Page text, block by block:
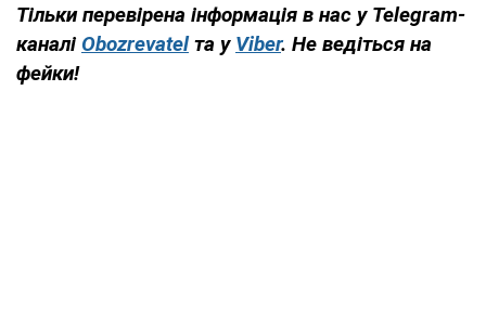
Тільки перевірена інформація в нас у Telegram-
каналі Obozrevatelта у Viber. Не ведіться на
фейки!